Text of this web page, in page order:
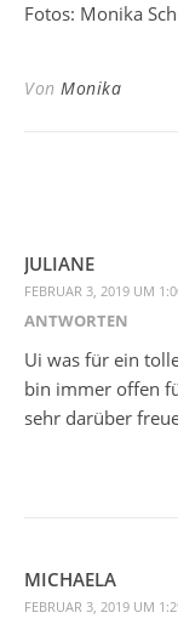
Fotos: Monika
Von Monika
JULIANE
FEBRUAR 3, 2019 UM
ANTWORTEN
Ui was für ein
bin immer offen
sehr darüber
MICHAELA
FEBRUAR 3, 2019 UM